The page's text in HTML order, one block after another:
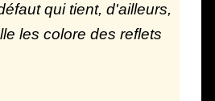
qui tient, d'ailleurs,
les colore des reflets